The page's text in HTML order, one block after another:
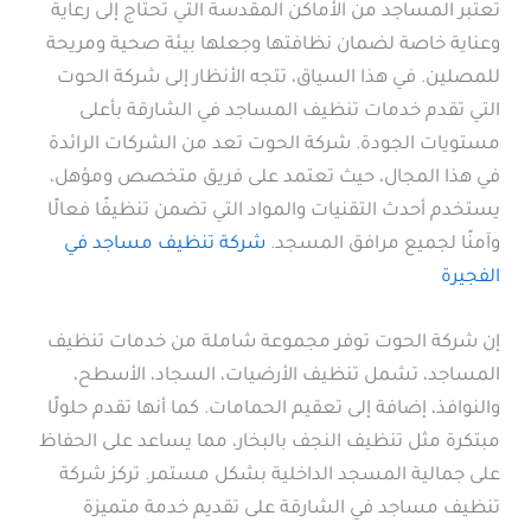
تعتبر المساجد من الأماكن المقدسة التي تحتاج إلى رعاية
وعناية خاصة لضمان نظافتها وجعلها بيئة صحية ومريحة
للمصلين. في هذا السياق، تتجه الأنظار إلى شركة الحوت
التي تقدم خدمات تنظيف المساجد في الشارقة بأعلى
مستويات الجودة. شركة الحوت تعد من الشركات الرائدة
في هذا المجال، حيث تعتمد على فريق متخصص ومؤهل،
يستخدم أحدث التقنيات والمواد التي تضمن تنظيفًا فعالًا
وآمنًا لجميع مرافق المسجد. شركة تنظيف مساجد في
الفجيرة
إن شركة الحوت توفر مجموعة شاملة من خدمات تنظيف
المساجد، تشمل تنظيف الأرضيات، السجاد، الأسطح،
والنوافذ، إضافة إلى تعقيم الحمامات. كما أنها تقدم حلولًا
مبتكرة مثل تنظيف النجف بالبخار، مما يساعد على الحفاظ
على جمالية المسجد الداخلية بشكل مستمر. تركز شركة
تنظيف مساجد في الشارقة على تقديم خدمة متميزة